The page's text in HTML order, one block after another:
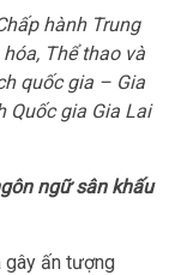
hành Trung
Thể thao và
quốc gia – Gia
Quốc gia Gia Lai
ngữ sân khấu
gây ấn tượng